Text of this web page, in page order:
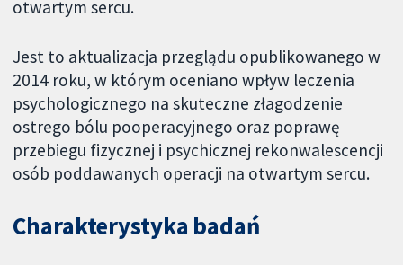
otwartym sercu.
Jest to aktualizacja przeglądu opublikowanego w
2014 roku, w którym oceniano wpływ leczenia
psychologicznego na skuteczne złagodzenie
ostrego bólu pooperacyjnego oraz poprawę
przebiegu fizycznej i psychicznej rekonwalescencji
osób poddawanych operacji na otwartym sercu.
Charakterystyka badań